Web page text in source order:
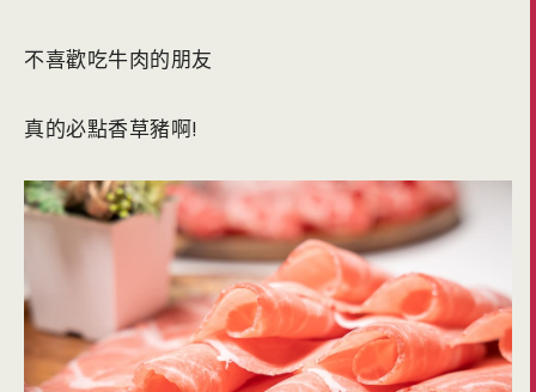
不喜歡吃牛肉的朋友
真的必點香草豬啊!